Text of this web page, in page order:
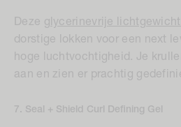
Deze glycerinevrije
dorstige lokken voor een next
hoge luchtvochtigheid. Je
aan en zien er prachtig
7. Seal + Shield Curl Defining Gel